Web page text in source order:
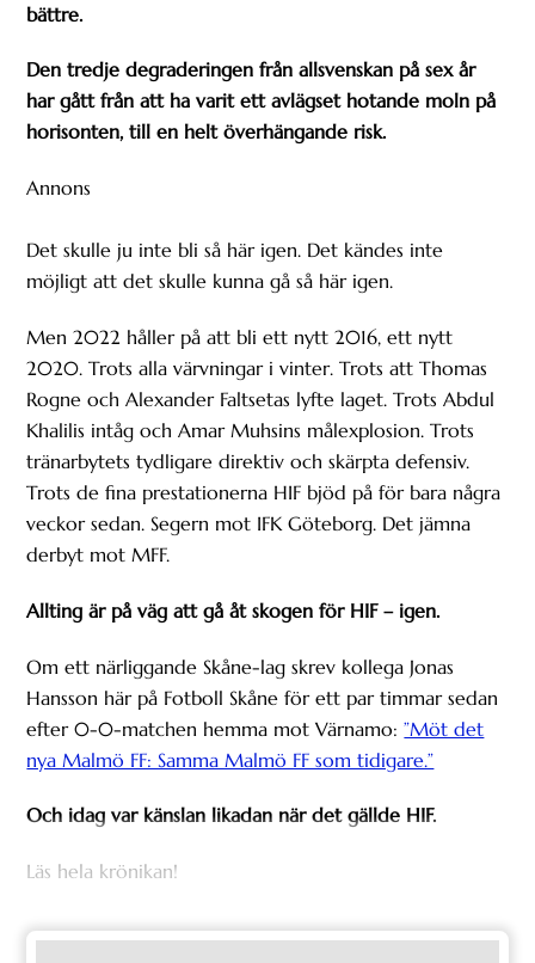
bättre.
Den tredje degraderingen från allsvenskan på sex år
har gått från att ha varit ett avlägset hotande moln på
horisonten, till en helt överhängande risk.
Annons
Det skulle ju inte bli så här igen. Det kändes inte
möjligt att det skulle kunna gå så här igen.
Men 2022 håller på att bli ett nytt 2016, ett nytt
2020. Trots alla värvningar i vinter. Trots att Thomas
Rogne och Alexander Faltsetas lyfte laget. Trots Abdul
Khalilis intåg och Amar Muhsins målexplosion. Trots
tränarbytets tydligare direktiv och skärpta defensiv.
Trots de fina prestationerna HIF bjöd på för bara några
veckor sedan. Segern mot IFK Göteborg. Det jämna
derbyt mot MFF.
Allting är på väg att gå åt skogen för HIF – igen.
Om ett närliggande Skåne-lag skrev kollega Jonas
Hansson här på Fotboll Skåne för ett par timmar sedan
efter 0-0-matchen hemma mot Värnamo:”Möt det
nya Malmö FF: Samma Malmö FF som tidigare.”
Och idag var känslan likadan när det gällde HIF.
Läs hela krönikan!